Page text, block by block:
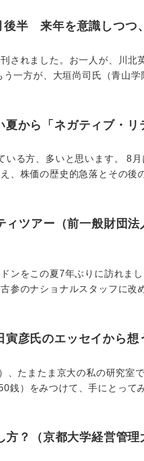
半 来年を意識しつつ
されました。お一人が、川
一方が、大垣尚司氏（青山
夏から「ネガティブ・リ
いる方、多いと思います。 8
、株価の歴史的急落とその
ィツアー（前一般財
ンをこの夏7年ぶりに訪れま
参のナショナルスタッフに
寅彦氏のエッセイから想
、たまたま京大の私の研究室
銭）をみつけて、手にとって
方？（京都大学経営